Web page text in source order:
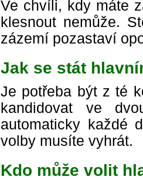
Ve chvíli, kdy máte
klesnout nemůže.
zázemí pozastaví
Jak se stát
Je potřeba být z té
kandidovat ve
automaticky každé
volby musíte vyhrát.
Kdo může volit